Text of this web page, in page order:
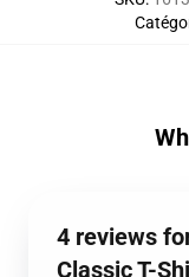
4 reviews
Classic T-